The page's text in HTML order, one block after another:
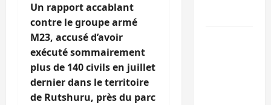
Un rapport accablant
contre le groupe armé
M23, accusé d’avoir
exécuté sommairement
plus de 140 civils en juillet
dernier dans le territoire
de Rutshuru, près du parc